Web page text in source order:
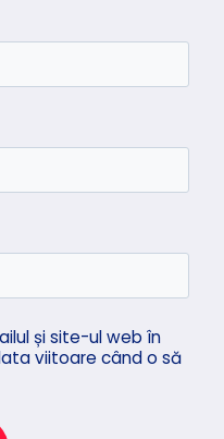
și site-ul web în
viitoare când o să